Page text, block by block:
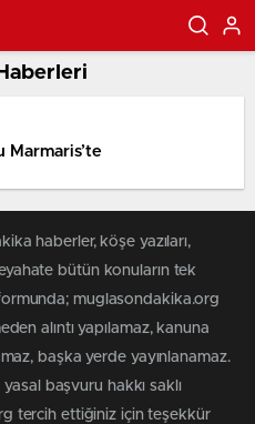
Marmaris’te
haberler, köşe yazıları,
bütün konuların tek
muglasondakika.org
alıntı yapılamaz, kanuna
başka yerde yayınlanamaz.
başvuru hakkı saklı
tercih ettiğiniz için teşekkür